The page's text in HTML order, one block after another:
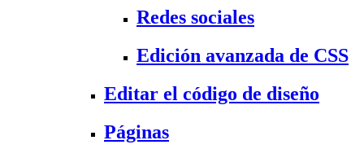
Redes sociales
Edición avanzada de CSS
Editar el código de diseño
Páginas